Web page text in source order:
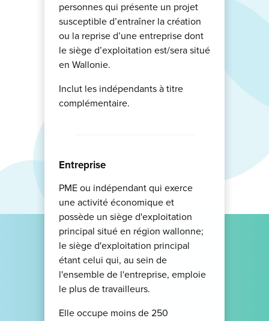
personnes qui présente un projet
susceptible d’entraîner la création
ou la reprise d’une entreprise dont
le siège d’exploitation est/sera situé
en Wallonie.
Inclut les indépendants à titre
complémentaire.
Entreprise
PME ou indépendant qui exerce
une activité économique et
possède un siège d'exploitation
principal situé en région wallonne;
le siège d'exploitation principal
étant celui qui, au sein de
l'ensemble de l'entreprise, emploie
le plus de travailleurs.
Elle occupe moins de 250